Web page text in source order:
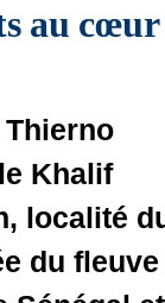
au
Khalif
localité
du fleuve